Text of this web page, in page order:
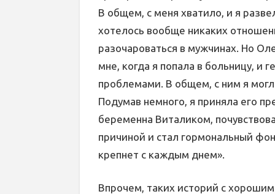
В общем, с меня хватило, и я
хотелось вообще никаких
разочароваться в мужчинах. Но
мне, когда я попала в больницу, и
проблемами. В общем, с ним я
Подумав немного, я приняла его
беременна Виталиком,
причиной и стал гормональный
крепнет с каждым днем».
Впрочем, таких историй с